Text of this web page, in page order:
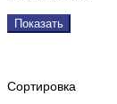
Показать
Сортировка